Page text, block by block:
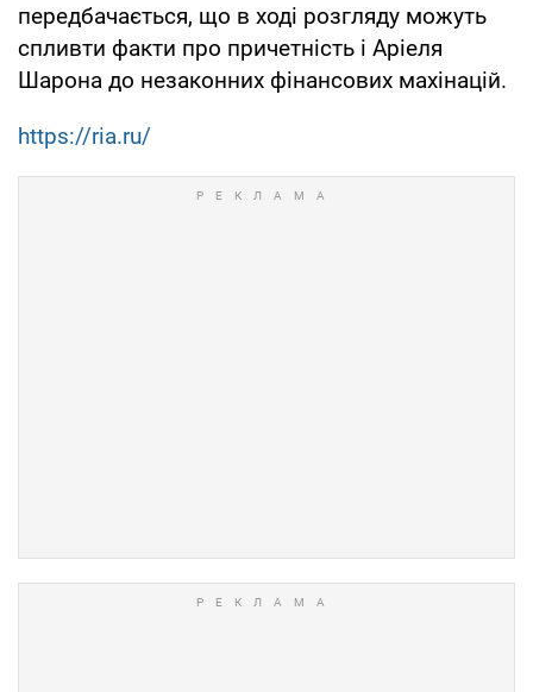
передбачається, що в ході розгляду можуть
спливти факти про причетність і Аріеля
Шарона до незаконних фінансових махінацій.
https://ria.ru/